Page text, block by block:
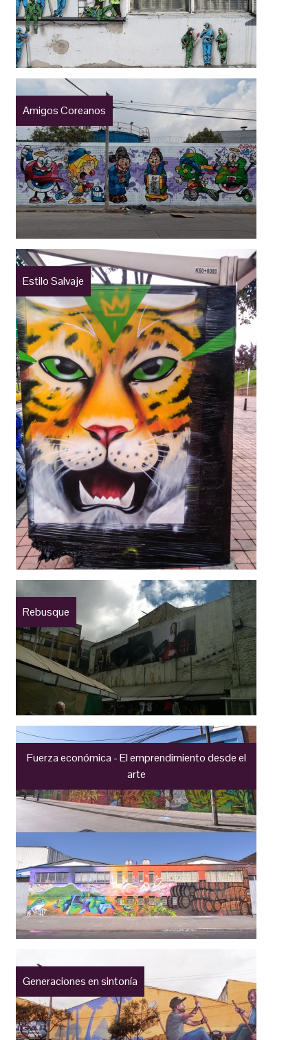
Amigos Coreanos
Estilo Salvaje
Rebusque
Fuerza económica - El emprendimiento desde el
arte
Generaciones en sintonía